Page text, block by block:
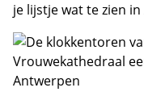
je lijstje wat te zien